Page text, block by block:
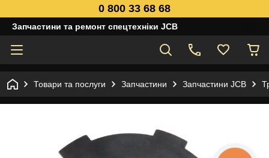
0 800 33 68 68
Запчастини та ремонт спецтехніки JCB
Товари та послуги Запчастини Запчастини JCB